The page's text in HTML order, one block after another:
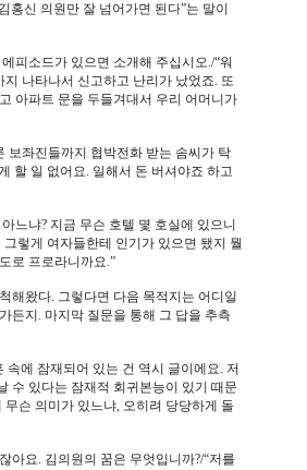
신 의원만 잘 넘어가면 된다”는 말이
피소드가 있으면 소개해 주십시오./“워
나타나서 신고하고 난리가 났었죠. 또
아파트 문을 두들겨대서 우리 어머니가
보좌진들까지 협박전화 받는 솜씨가 탁
할 일 없어요. 일해서 돈 버셔야죠 하고
느냐? 지금 무슨 호텔 몇 호실에 있으니
렇게 여자들한테 인기가 있으면 됐지 뭘
로 프로라니까요.”
해왔다. 그렇다면 다음 목적지는 어디일
든지. 마지막 질문을 통해 그 답을 추측
에 잠재되어 있는 건 역시 글이에요. 저
수 있다는 잠재적 회귀본능이 있기 때문
슨 의미가 있느냐, 오히려 당당하게 돌
요. 김의원의 꿈은 무엇입니까?/“저를